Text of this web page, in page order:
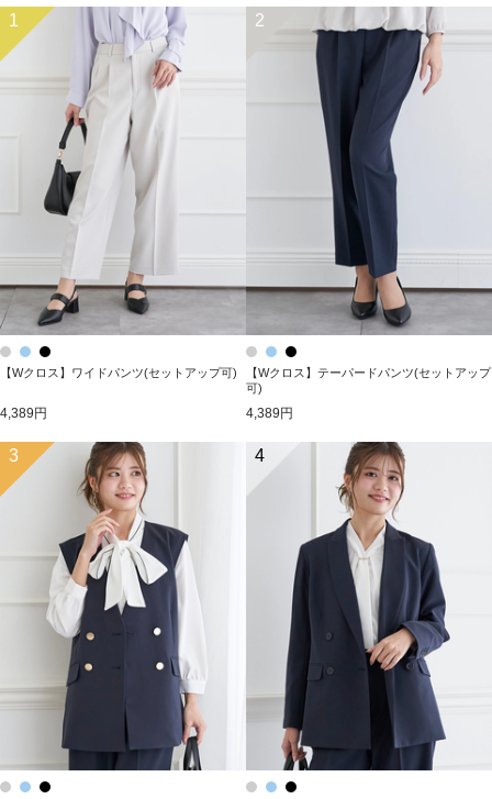
1
【Wクロス】ワイドパンツ(セットアップ可)
4,389円
2
【Wクロス】テーパードパンツ(セットアップ
可)
4,389円
3 4